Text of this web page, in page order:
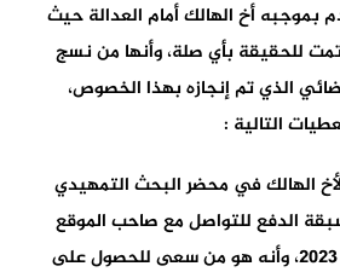
أخ الهالك أمام العدالة حيث
للحقيقة بأي صلة، وأنها من نسج
الذي تم إنجازه بهذا الخصوص،
التالية :
لأخ الهالك في محضر البحث التمهيدي
الدفع للتواصل مع صاحب الموقع
المذكور منذ أواخر سنة 2023، وأنه هو من سعى للحصول على